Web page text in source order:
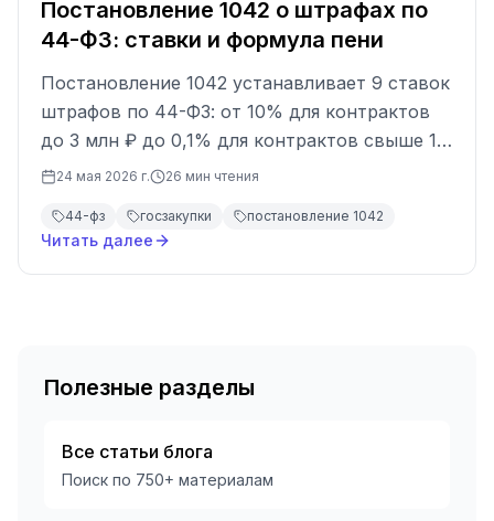
Постановление 1042 о штрафах по
44-ФЗ: ставки и формула пени
Постановление 1042 устанавливает 9 ставок
штрафов по 44-ФЗ: от 10% для контрактов
до 3 млн ₽ до 0,1% для контрактов свыше 10
млрд ₽. Для СМП потолок 5 000 ₽. Пени
ставка ЦБ. Разбираем расчёт, типичные
ошибки и оспаривание.
24 мая 2026 г. 26 мин чтения
44-фз госзакупки постановление 1042
Читать далее
Полезные разделы
Все статьи блога
Поиск по 750+ материалам